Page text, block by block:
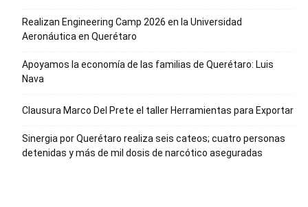
Realizan Engineering Camp 2026 en la Universidad
Aeronáutica en Querétaro
Apoyamos la economía de las familias de Querétaro: Luis
Nava
Clausura Marco Del Prete el taller Herramientas para Exportar
Sinergia por Querétaro realiza seis cateos; cuatro personas
detenidas y más de mil dosis de narcótico aseguradas